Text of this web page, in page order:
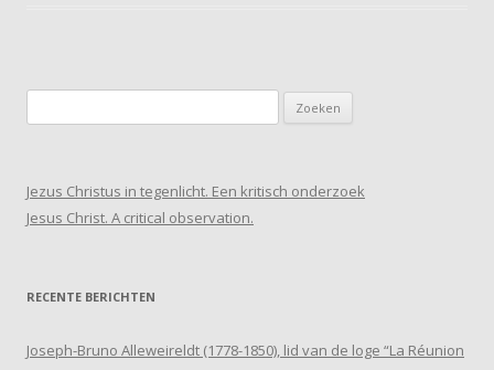
naar:
Jezus Christus in tegenlicht. Een kritisch onderzoek
Jesus Christ. A critical observation.
RECENTE BERICHTEN
Joseph-Bruno Alleweireldt (1778-1850), lid van de loge “La Réunion